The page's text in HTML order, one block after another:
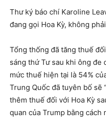
Thư ký báo chí Karoline
đang gọi Hoa Kỳ, không
Tổng thống đã tăng thuế
sáng thứ Tư sau khi ông đe
mức thuế hiện tại là 54%
Trung Quốc đã tuyên bố sẽ
thêm thuế đối với Hoa Kỳ
quan của Trump bằng cách